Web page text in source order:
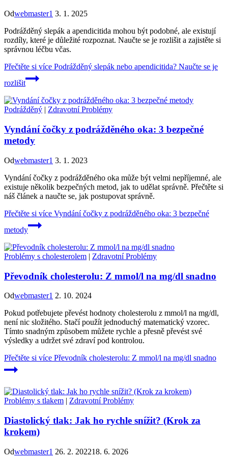
Odwebmaster1 3. 1. 2025
Podrážděný slepák a apendicitida mohou být podobné, ale existují
rozdíly, které je důležité rozpoznat. Naučte se je rozlišit a zajistěte si
správnou léčbu včas.
Přečtěte si více Podrážděný slepák nebo apendicitida? Naučte se je
rozlišit
Podrážděný | Zdravotní Problémy
Vyndání čočky z podrážděného oka: 3 bezpečné
metody
Odwebmaster1 3. 1. 2023
Vyndání čočky z podrážděného oka může být velmi nepříjemné, ale
existuje několik bezpečných metod, jak to udělat správně. Přečtěte si
náš článek a naučte se, jak postupovat správně.
Přečtěte si více Vyndání čočky z podrážděného oka: 3 bezpečné
metody
Problémy s cholesterolem | Zdravotní Problémy
Převodník cholesterolu: Z mmol/l na mg/dl snadno
Odwebmaster1 2. 10. 2024
Pokud potřebujete převést hodnoty cholesterolu z mmol/l na mg/dl,
není nic složitého. Stačí použít jednoduchý matematický vzorec.
Tímto snadným způsobem můžete rychle a přesně převést své
výsledky a udržet své zdraví pod kontrolou.
Přečtěte si více Převodník cholesterolu: Z mmol/l na mg/dl snadno
Problémy s tlakem | Zdravotní Problémy
Diastolický tlak: Jak ho rychle snížit? (Krok za
krokem)
Odwebmaster1 26. 2. 202218. 6. 2026